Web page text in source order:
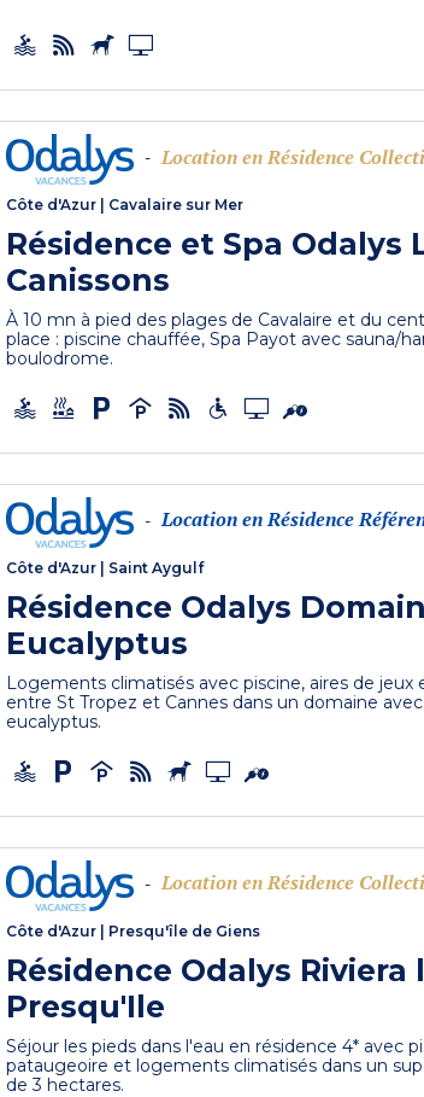
- Location en Résidence
Côte d'Azur Cavalaire sur Mer
Résidence et Spa Odalys
Canissons
À 10 mn à pied des plages de Cavalaire et du
place : piscine chauffée, Spa Payot avec sauna/
boulodrome.
- Location en Résidence
Côte d'Azur Saint Aygulf
Résidence Odalys
Eucalyptus
Logements climatisés avec piscine, aires de jeux
entre St Tropez et Cannes dans un domaine
eucalyptus.
- Location en Résidence
Côte d'Azur | Presqu'île de Giens
Résidence Odalys Riviera
Presqu'Ile
Séjour les pieds dans l'eau en résidence 4* avec
pataugeoire et logements climatisés dans un
de 3 hectares.